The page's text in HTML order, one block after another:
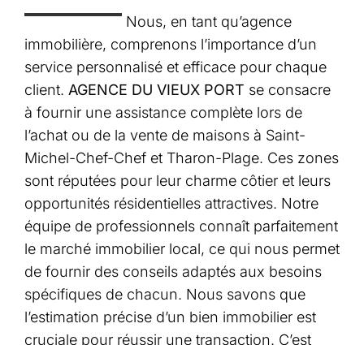
Nous, en tant qu’agence
immobilière, comprenons l’importance d’un
service personnalisé et efficace pour chaque
client. AGENCE DU VIEUX PORT se consacre
à fournir une assistance complète lors de
l’achat ou de la vente de maisons à Saint-
Michel-Chef-Chef et Tharon-Plage. Ces zones
sont réputées pour leur charme côtier et leurs
opportunités résidentielles attractives. Notre
équipe de professionnels connaît parfaitement
le marché immobilier local, ce qui nous permet
de fournir des conseils adaptés aux besoins
spécifiques de chacun. Nous savons que
l’estimation précise d’un bien immobilier est
cruciale pour réussir une transaction. C’est